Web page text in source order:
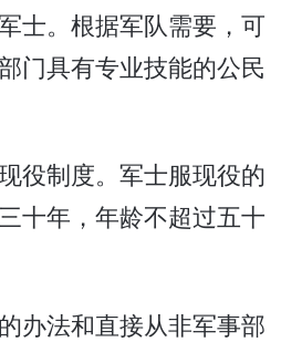
士。根据军队需要，可
门具有专业技能的公民
役制度。军士服现役的
十年，年龄不超过五十
办法和直接从非军事部